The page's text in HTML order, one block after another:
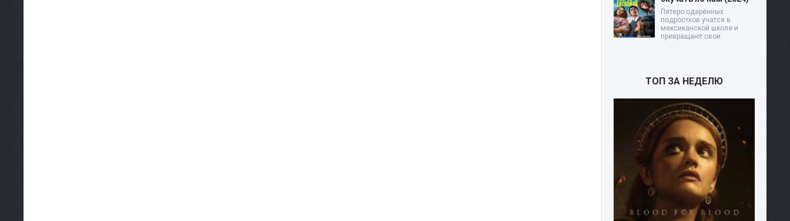
Пятеро одарённых
подростков учатся в
мексиканской школе и
превращают свои
ТОП ЗА НЕДЕЛЮ